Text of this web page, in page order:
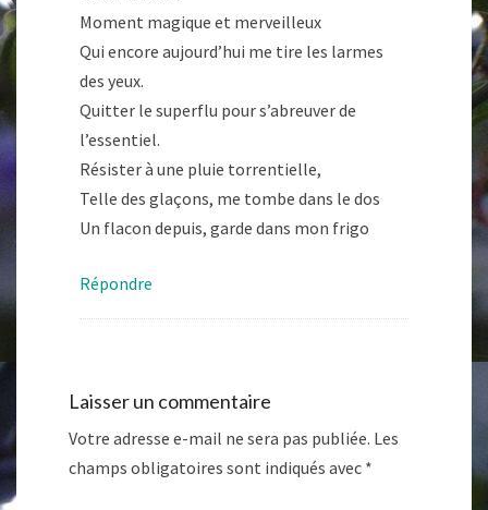
Moment magique et merveilleux
Qui encore aujourd’hui me tire les larmes
des yeux.
Quitter le superflu pour s’abreuver de
l’essentiel.
Résister à une pluie torrentielle,
Telle des glaçons, me tombe dans le dos
Un flacon depuis, garde dans mon frigo
Répondre
Laisser un commentaire
Votre adresse e-mail ne sera pas publiée. Les
champs obligatoires sont indiqués avec *